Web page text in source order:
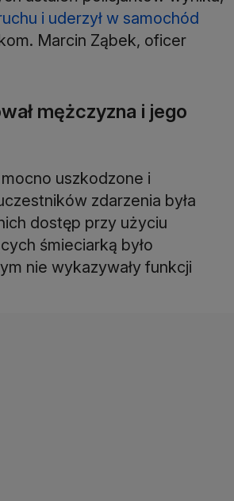
i uderzył w samochód
Marcin Ząbek, oficer
mężczyzna i jego
uszkodzone i
zdarzenia była
dostęp przy użyciu
śmieciarką było
nie wykazywały funkcji